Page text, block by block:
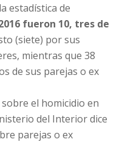
estadística de
fueron 10, tres de
(siete) por sus
mientras que 38
de sus parejas o ex
el homicidio en
del Interior dice
parejas o ex